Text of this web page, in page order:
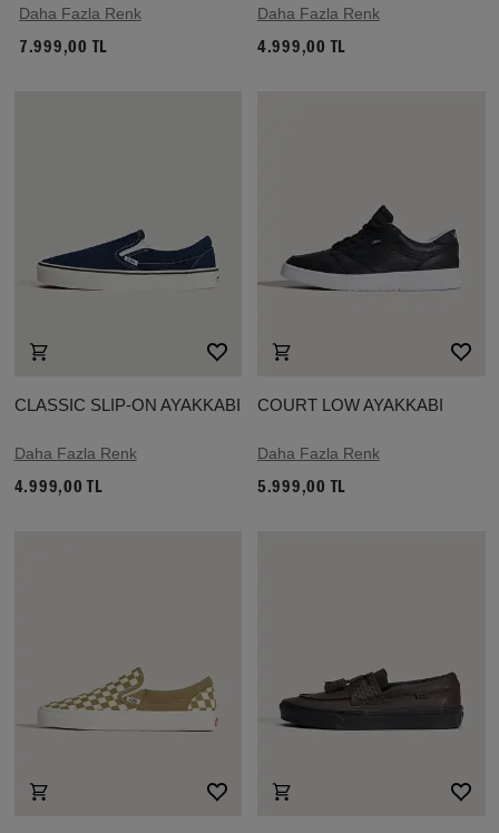
Daha Fazla Renk
7.999,00 TL
Daha Fazla Renk
4.999,00 TL
CLASSIC SLIP-ON AYAKKABI
Daha Fazla Renk
4.999,00 TL
COURT LOW AYAKKABI
Daha Fazla Renk
5.999,00 TL